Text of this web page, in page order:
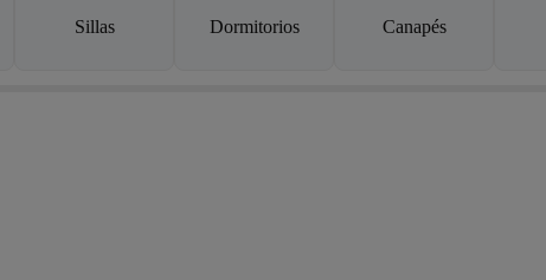
Sillas Dormitorios Canapés